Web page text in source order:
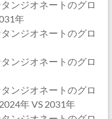
ンジオネートのグロ
年
ンジオネートのグロ
ンジオネートのグロ
ンジオネートのグロ
年 VS 2031年